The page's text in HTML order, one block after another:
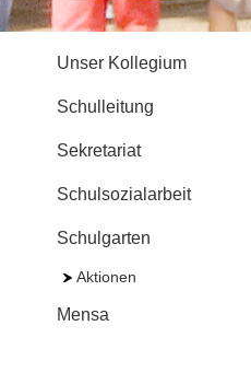
Unser Kollegium
Schulleitung
Sekretariat
Schulsozialarbeit
Schulgarten
Aktionen
Mensa